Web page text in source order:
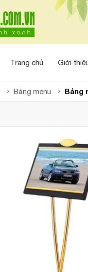
Trang chủ Giới
Bảng menu Bảng